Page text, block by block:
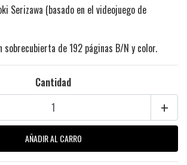
Serizawa (basado en el videojuego de
sobrecubierta de 192 páginas B/N y color.
Cantidad
+